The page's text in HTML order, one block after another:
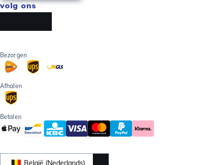
volg ons
Bezorgen
Afhalen
Betalen
België (Nederlands)